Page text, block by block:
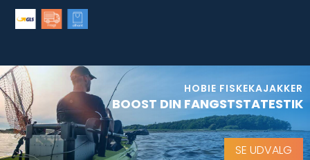
HOBIE FISKEKAJAKKER
BOOST DIN FANGSTSTATESTIK
SE UDVALG